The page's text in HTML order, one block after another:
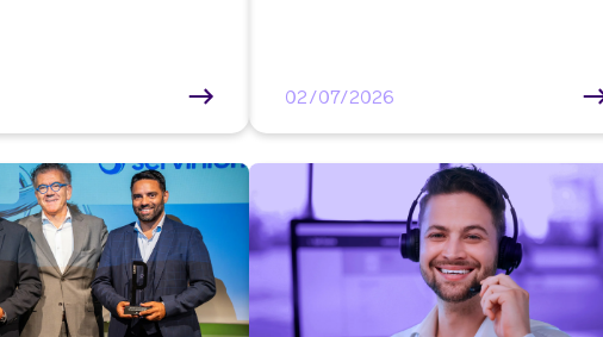
02/07/2026